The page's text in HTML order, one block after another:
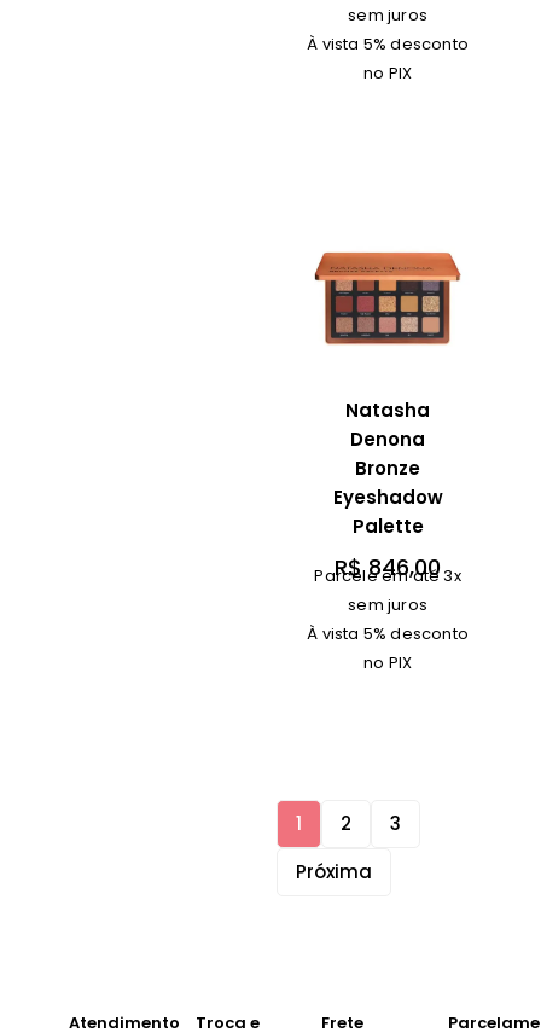
sem juros
À vista 5% desconto
no PIX
Natasha
Denona
Bronze
Eyeshadow
Palette
R$846,00
Parcele em até 3x
sem juros
À vista 5% desconto
no PIX
1 2
3
Próxima
Atendimento
Troca e
Frete